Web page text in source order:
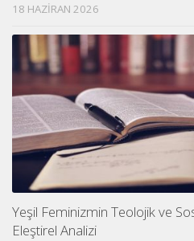
18 HAZIRAN 2026
Yeşil Feminizmin Teolojik ve
Eleştirel Analizi